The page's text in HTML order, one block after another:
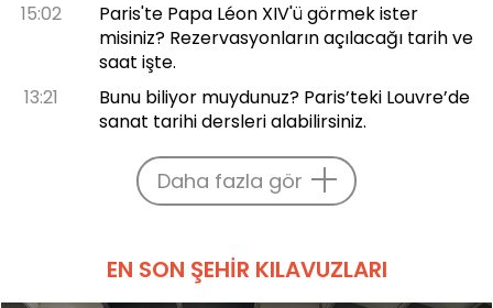
15:02
Paris'te Papa Léon XIV'ü görmek ister
misiniz? Rezervasyonların açılacağı tarih ve
saat işte.
13:21
Bunu biliyor muydunuz? Paris’teki Louvre’de
sanat tarihi dersleri alabilirsiniz.
Daha fazla gör
EN SON ŞEHIR KILAVUZLARI